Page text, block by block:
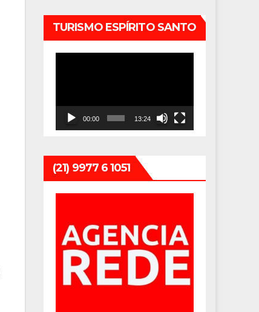
TURISMO ESPÍRITO SANTO
00:00 13:24
(21) 9977 6 1051